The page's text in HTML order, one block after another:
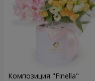
Композиция "Finella"